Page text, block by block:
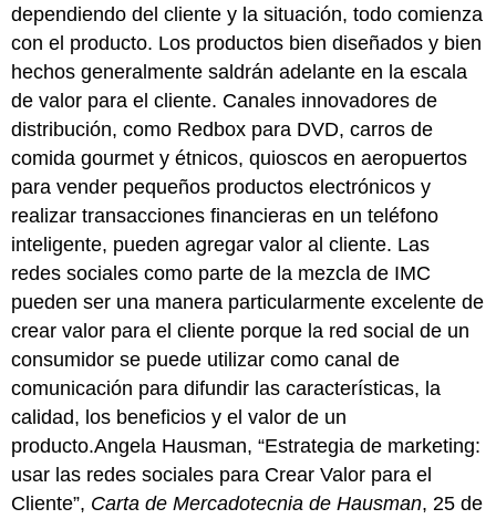
dependiendo del cliente y la situación, todo comienza
con el producto. Los productos bien diseñados y bien
hechos generalmente saldrán adelante en la escala
de valor para el cliente. Canales innovadores de
distribución, como Redbox para DVD, carros de
comida gourmet y étnicos, quioscos en aeropuertos
para vender pequeños productos electrónicos y
realizar transacciones financieras en un teléfono
inteligente, pueden agregar valor al cliente. Las
redes sociales como parte de la mezcla de IMC
pueden ser una manera particularmente excelente de
crear valor para el cliente porque la red social de un
consumidor se puede utilizar como canal de
comunicación para difundir las características, la
calidad, los beneficios y el valor de un
producto.Angela Hausman, “Estrategia de marketing:
usar las redes sociales para Crear Valor para el
Cliente”, Carta de Mercadotecnia de Hausman, 25 de